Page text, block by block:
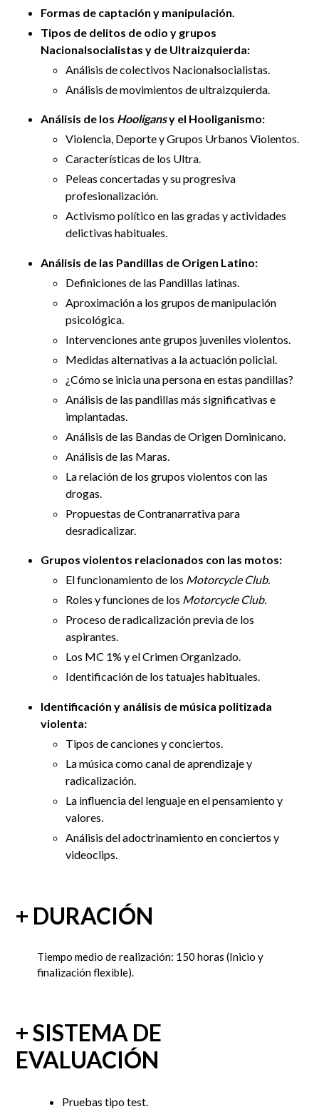
Formas de captación y manipulación.
Tipos de delitos de odio y grupos
Nacionalsocialistas y de Ultraizquierda:
Análisis de colectivos Nacionalsocialistas.
Análisis de movimientos de ultraizquierda.
Análisis de los Hooligansy el Hooliganismo:
Violencia, Deporte y Grupos Urbanos Violentos.
Características de los Ultra.
Peleas concertadas y su progresiva
profesionalización.
Activismo político en las gradas y actividades
delictivas habituales.
Análisis de las Pandillas de Origen Latino:
Definiciones de las Pandillas latinas.
Aproximación a los grupos de manipulación
psicológica.
Intervenciones ante grupos juveniles violentos.
Medidas alternativas a la actuación policial.
¿Cómo se inicia una persona en estas pandillas?
Análisis de las pandillas más significativas e
implantadas.
Análisis de las Bandas de Origen Dominicano.
Análisis de las Maras.
La relación de los grupos violentos con las
drogas.
Propuestas de Contranarrativa para
desradicalizar.
Grupos violentos relacionados con las motos:
El funcionamiento de los Motorcycle Club.
Roles y funciones de los Motorcycle Club.
Proceso de radicalización previa de los
aspirantes.
Los MC 1% y el Crimen Organizado.
Identificación de los tatuajes habituales.
Identificación y análisis de música politizada
violenta:
Tipos de canciones y conciertos.
La música como canal de aprendizaje y
radicalización.
La influencia del lenguaje en el pensamiento y
valores.
Análisis del adoctrinamiento en conciertos y
videoclips.
+ DURACIÓN
Tiempo medio de realización: 150 horas (Inicio y
finalización flexible).
+ SISTEMA DE
EVALUACIÓN
Pruebas tipo test.